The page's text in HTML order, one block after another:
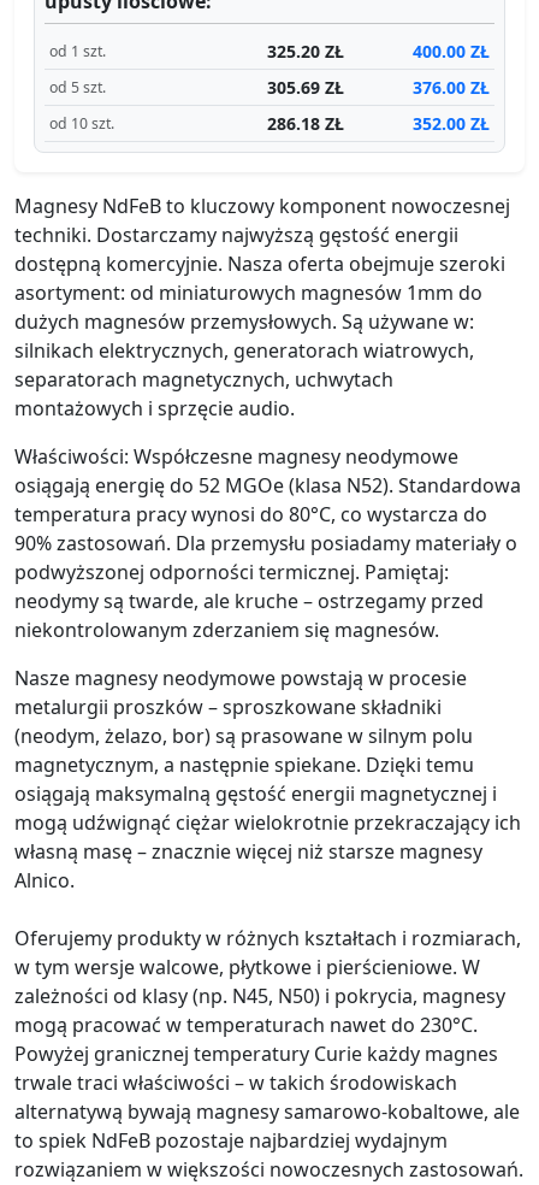
od 1 szt. 325.20 ZŁ 400.00 ZŁ
od 5 szt. 305.69 ZŁ 376.00 ZŁ
od 10 szt. 286.18 ZŁ 352.00 ZŁ
Magnesy NdFeB to kluczowy komponent nowoczesnej
techniki. Dostarczamy najwyższą gęstość energii
dostępną komercyjnie. Nasza oferta obejmuje szeroki
asortyment: od miniaturowych magnesów 1mm do
dużych magnesów przemysłowych. Są używane w:
silnikach elektrycznych, generatorach wiatrowych,
separatorach magnetycznych, uchwytach
montażowych i sprzęcie audio.
Właściwości: Współczesne magnesy neodymowe
osiągają energię do 52 MGOe (klasa N52). Standardowa
temperatura pracy wynosi do 80°C, co wystarcza do
90% zastosowań. Dla przemysłu posiadamy materiały o
podwyższonej odporności termicznej. Pamiętaj:
neodymy są twarde, ale kruche – ostrzegamy przed
niekontrolowanym zderzaniem się magnesów.
Nasze magnesy neodymowe powstają w procesie
metalurgii proszków – sproszkowane składniki
(neodym, żelazo, bor) są prasowane w silnym polu
magnetycznym, a następnie spiekane. Dzięki temu
osiągają maksymalną gęstość energii magnetycznej i
mogą udźwignąć ciężar wielokrotnie przekraczający ich
własną masę – znacznie więcej niż starsze magnesy
Alnico.
Oferujemy produkty w różnych kształtach i rozmiarach,
w tym wersje walcowe, płytkowe i pierścieniowe. W
zależności od klasy (np. N45, N50) i pokrycia, magnesy
mogą pracować w temperaturach nawet do 230°C.
Powyżej granicznej temperatury Curie każdy magnes
trwale traci właściwości – w takich środowiskach
alternatywą bywają magnesy samarowo-kobaltowe, ale
to spiek NdFeB pozostaje najbardziej wydajnym
rozwiązaniem w większości nowoczesnych zastosowań.